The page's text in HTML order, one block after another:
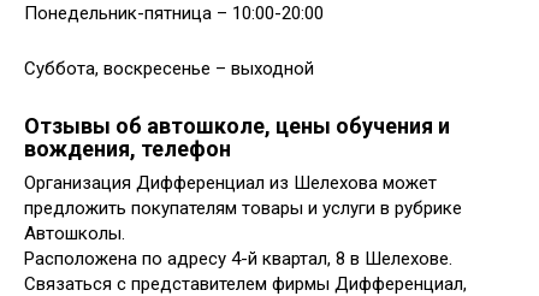
Понедельник-пятница – 10:00-20:00
Суббота, воскресенье – выходной
Отзывы об автошколе, цены обучения и
вождения, телефон
Организация Дифференциал из Шелехова может
предложить покупателям товары и услуги в рубрике
Автошколы.
Расположена по адресу 4-й квартал, 8 в Шелехове.
Связаться с представителем фирмы Дифференциал,